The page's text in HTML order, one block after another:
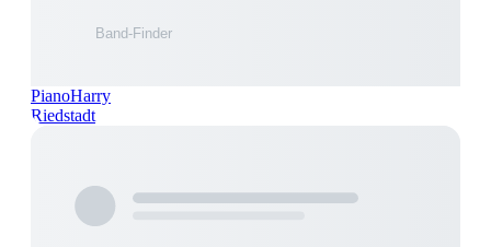
PianoHarry
Riedstadt